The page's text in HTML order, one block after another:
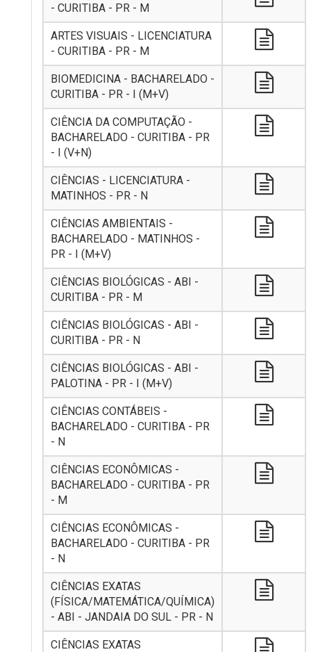
- CURITIBA - PR - M
ARTES VISUAIS - LICENCIATURA
- CURITIBA - PR - M
BIOMEDICINA - BACHARELADO -
CURITIBA - PR - I (M+V)
CIÊNCIA DA COMPUTAÇÃO -
BACHARELADO - CURITIBA - PR
- I (V+N)
CIÊNCIAS - LICENCIATURA -
MATINHOS - PR - N
CIÊNCIAS AMBIENTAIS -
BACHARELADO - MATINHOS -
PR - I (M+V)
CIÊNCIAS BIOLÓGICAS - ABI -
CURITIBA - PR - M
CIÊNCIAS BIOLÓGICAS - ABI -
CURITIBA - PR - N
CIÊNCIAS BIOLÓGICAS - ABI -
PALOTINA - PR - I (M+V)
CIÊNCIAS CONTÁBEIS -
BACHARELADO - CURITIBA - PR
- N
CIÊNCIAS ECONÔMICAS -
BACHARELADO - CURITIBA - PR
- M
CIÊNCIAS ECONÔMICAS -
BACHARELADO - CURITIBA - PR
- N
CIÊNCIAS EXATAS
(FÍSICA/MATEMÁTICA/QUÍMICA)
- ABI - JANDAIA DO SUL - PR - N
CIÊNCIAS EXATAS